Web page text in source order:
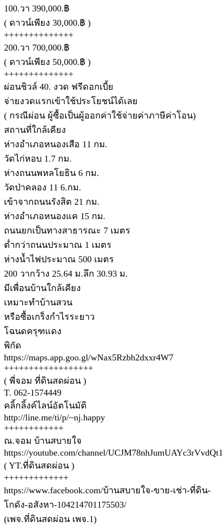
100.วา 390,000.฿
( ดาวน์เพียง 30,000.฿ )
++++++++++++++
200.วา 700,000.฿
( ดาวน์เพียง 50,000.฿ )
++++++++++++++
ผ่อนชิวล์ 40. งวด ฟรีดอกเบี้ย
จ่ายงวดแรกเข้าใช้ประโยชน์ได้เลย
( กรณีผ่อน ผู้ซื้อเป็นผู้ออกค่าใช้จ่ายค่าภาษีค่าโอน)
สถานที่ใกล้เคียง
ห่างอำเภอหนองเสือ 11 กม.
วัดไก่หอบ 1.7 กม.
ห่างถนนพหลโยธิน 6 กม.
วัดป่าคลอง 11 6.กม.
เข้าจากถนนรังสิต 21 กม.
ห่างอำเภอหนองแค 15 กม.
ถนนยกเป็นทางสาธารณะ 7 เมตร
ต่ำกว่าถนนประมาณ 1 เมตร
ห่างน้ำไฟประมาณ 500 เมตร
200 วากว้าง 25.64 ม.ลึก 30.93 ม.
มีเพื่อนบ้านใกล้เคียง
เหมาะทำบ้านสวน
หรือซื้อเกร็งกำไรระยาว
โฉนดครุฑแดง
พิกัด
https://maps.app.goo.gl/wNax5Rzbh2dxxr4W7
++++++++++++++++++
( พี่จอม ที่ดินสดผ่อน )
T. 062-1574449
คลิ้กลิ้งค์ไลน์อัตโนมัติ
http://line.me/ti/p/~nj.happy
++++++++++++
ณ.จอม บ้านสบายใจ
https://youtube.com/channel/
( YT.ที่ดินสดผ่อน )
+++++++++++++
https://www.facebook.com/บ้านสบายใจ-ขาย-เช่า-ที่ดิน-
โกดัง-อสังหา-104214701175503/
(เพจ.ที่ดินสดผ่อน เพจ.1)